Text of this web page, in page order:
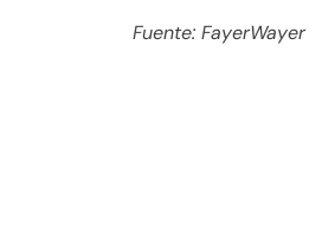
Fuente: FayerWayer